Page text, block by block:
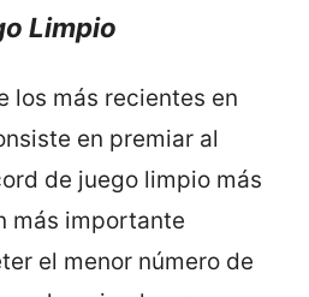
Limpio
los más recientes en
en premiar al
de juego limpio más
más importante
el menor número de